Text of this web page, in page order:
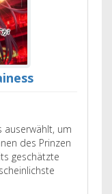
auserwählt, um
des Prinzen
geschätzte